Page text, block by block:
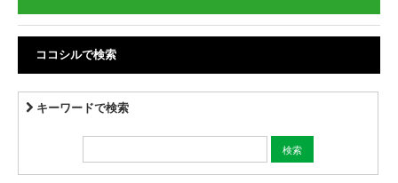
ココシルで検索
キーワードで検索